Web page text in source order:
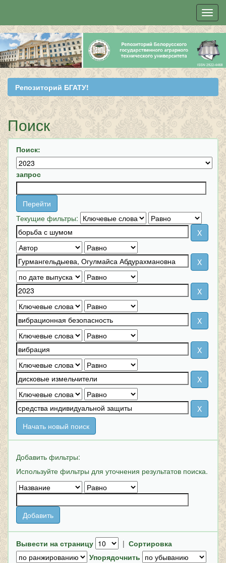
Skip
navigation
Репозиторий БГАТУ!
Поиск
Поиск:
запрос
Текущие фильтры:
Начать новый поиск
Добавить фильтры:
Используйте фильтры для уточнения результатов поиска.
Вывести на страницу | Сортировка
Упорядочнить